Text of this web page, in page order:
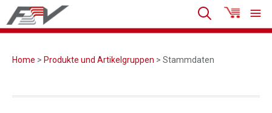
Home > Produkte und Artikelgruppen > Stammdaten